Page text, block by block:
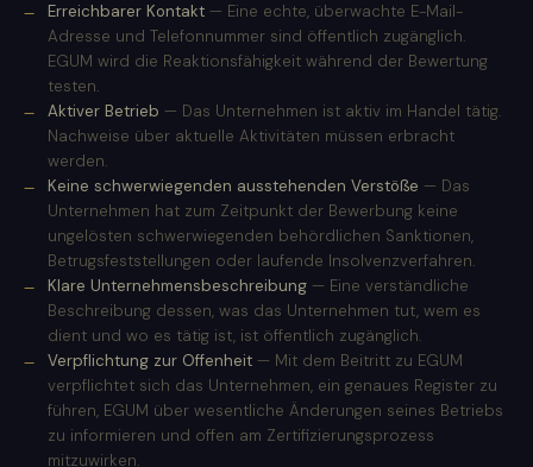
Erreichbarer Kontakt — Eine echte, überwachte E-Mail-
Adresse und Telefonnummer sind öffentlich zugänglich.
EGUM wird die Reaktionsfähigkeit während der Bewertung
testen.
Aktiver Betrieb — Das Unternehmen ist aktiv im Handel tätig.
Nachweise über aktuelle Aktivitäten müssen erbracht
werden.
Keine schwerwiegenden ausstehenden Verstöße — Das
Unternehmen hat zum Zeitpunkt der Bewerbung keine
ungelösten schwerwiegenden behördlichen Sanktionen,
Betrugsfeststellungen oder laufende Insolvenzverfahren.
Klare Unternehmensbeschreibung — Eine verständliche
Beschreibung dessen, was das Unternehmen tut, wem es
dient und wo es tätig ist, ist öffentlich zugänglich.
Verpflichtung zur Offenheit — Mit dem Beitritt zu EGUM
verpflichtet sich das Unternehmen, ein genaues Register zu
führen, EGUM über wesentliche Änderungen seines Betriebs
zu informieren und offen am Zertifizierungsprozess
mitzuwirken.